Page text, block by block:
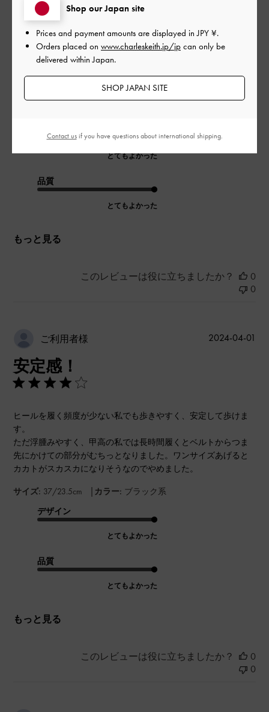
ご利用者様
可愛いです
デザイン
とてもよかった
品質
とてもよかった
もっと見る
このレビューは役に立ちましたか？
0
0
ご利用者様
安定感！
ヒールを履く頻度が少ない私でも歩きやすく、安定して歩けま
す。
ただ浮腫みやすく、甲高の私では長時間履くとベルトからつま
先にかけての部分がむちっとなりました。ワンサイズあげると
カカトがスカスカになりそうなのでやめました。
サイズ: 37/23.5cm | カラー: ブラック系
デザイン
とてもよかった
品質
とてもよかった
もっと見る
2024-04-01
このレビューは役に立ちましたか？
0
0
Shop our Japan site
Prices and payment amounts are displayed inJPY ¥.
Orders placed on www.charleskeith.jp/jp can only be
delivered within Japan.
SHOP JAPAN SITE
Contact usif you have questions about international shipping.